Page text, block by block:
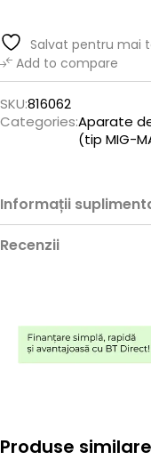
Salvat pentru mai
Add to compare
SKU:816062
Categories:Aparate
(tip MIG-
Informații
Recenzii
Produse similare